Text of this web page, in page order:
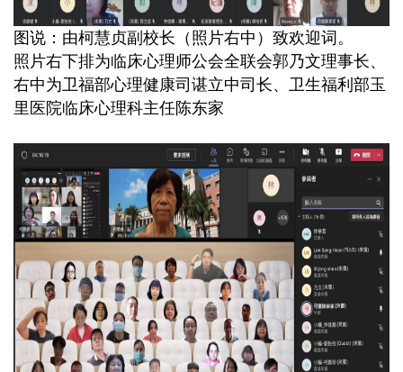
图说：由柯慧贞副校长（照片右中）致欢迎词。
照片右下排为临床心理师公会全联会郭乃文理事长、
右中为卫福部心理健康司谌立中司长、卫生福利部玉
里医院临床心理科主任陈东家